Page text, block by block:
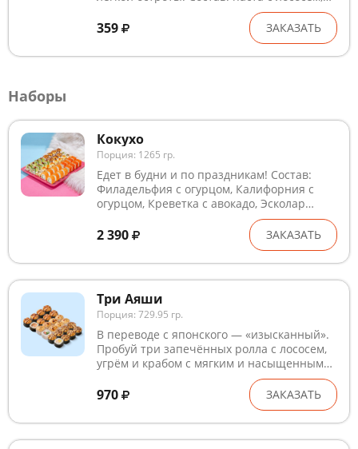
салат, огурец, соус том ям, соус унаги, мука,
кляр, сухари панко, пабиран, рис, нори.
Блюда готовятся на предприятии, где
используются глютен, лактоза, кунжут,
изображения
359 ЗАКАЗАТЬ
Наборы
Кокухо
Порция: 1265 гр.
Едет в будни и по праздникам! Состав:
Филадельфия с огурцом, Калифорния с
огурцом, Креветка с авокадо, Эсколар
сладкий чили, Мидия сальса запечённая.
Блюда готовятся на предприятии, где
используются глютен, лактоза, кунжут,
рыба, ракообразные и продукты их
может незначительно отличаться от
изображения
2 390 ЗАКАЗАТЬ
Три Аяши
Порция: 729.95 гр.
В переводе с японского — «изысканный».
Пробуй три запечённых ролла с лососем,
угрём и крабом с мягким и насыщенным
вкусом. Состав: Аяши с крабом, Аяши с
копчёным лососем, Аяши с угрём. Блюда
готовятся на предприятии, где
используются глютен, лактоза, кунжут,
970 ЗАКАЗАТЬ